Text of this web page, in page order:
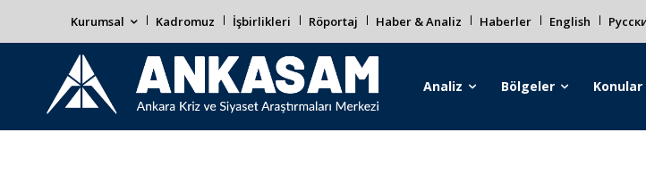
Kurumsal Kadromuz İşbirlikleri Röportaj Haber & Analiz Haberler English
Analiz Bölgeler Konular